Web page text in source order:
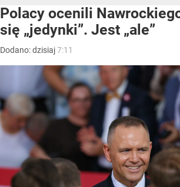
Polacy ocenili
się „jedynki”. Jest „ale”
Dodano:dzisiaj7:11